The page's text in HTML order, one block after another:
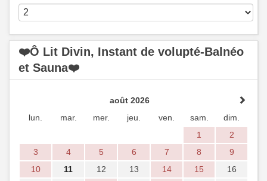
❤️Ô Lit Divin, Instant de volupté-Balnéo
et Sauna❤️
août 2026
lun.
mar. mer. jeu. ven. sam.
dim.
1
2
3
4 5 6 7 8
9
10
11 12 13 14 15
16